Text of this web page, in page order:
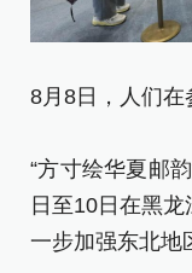
8月8日，人们在
“方寸绘华夏邮
日至10日在黑
一步加强东北地